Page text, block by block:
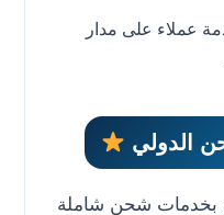
عملاء على مدار
الدولي
بخدمات شحن شاملة